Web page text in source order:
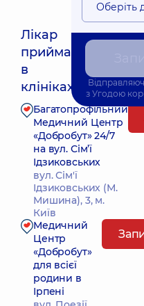
Лікар
приймає
в
клініках:
Багатопрофільний
Медичний Центр
«Добробут» 24/7
на вул. Сім’ї
Ідзиковських
вул. Сім'ї
Ідзиковських (М.
Мишина), 3, м.
Київ
Медичний
Центр
«Добробут»
для всієї
родини в
Ірпені
Оберіть
з Угодою